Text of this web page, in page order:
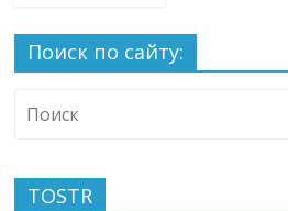
Поиск по сайту:
TOSTR